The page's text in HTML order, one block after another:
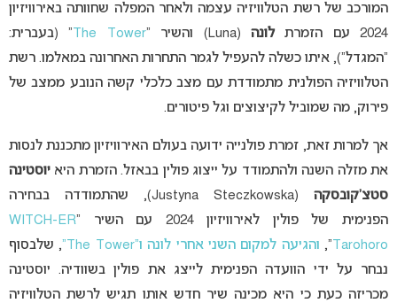
המורכב של רשת הטלוויזיה עצמה ולאחר המפלה שחוותה באירוויזיון
2024 עם הזמרת
לונה (Luna) והשיר “ The Tower ” (בעברית:
“המגדל”), איתו כשלה להעפיל לגמר התחרות האחרונה במאלמו. רשת
הטלוויזיה הפולנית מתמודדת עם מצב כלכלי קשה הנובע ממצב של
פירוק, מה שמוביל לקיצוצים וגל פיטורים.
אך למרות זאת, זמרת פולנייה ידועה בעולם האירוויזיון מתכננת לנסות
את מזלה השנה ולהתמודד על ייצוג פולין בבאזל. הזמרת היא יוסטינה
סטצ’קובסקה
(Justyna Steczkowska), שהתמודדה בבחירה
הפנימית של פולין לאירוויזיון 2024 עם השיר “
WITCH-ER
Tarohoro
“, והגיעה למקום השני אחרי לונה ו”The Tower”
, שלבסוף
נבחר על ידי הוועדה הפנימית לייצג את פולין בשוודיה. יוסטינה
מכריזה כעת כי היא מכינה שיר חדש אותו תגיש לרשת הטלוויזיה